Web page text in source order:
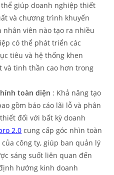
giúp doanh nghiệp thiết
và chương trình khuyến
nhân viên nào tạo ra nhiều
có thể phát triển các
tiêu và hệ thống khen
và tinh thần cao hơn trong
toàn diện : Khả năng tạo
gồm báo cáo lãi lỗ và phân
đối với bất kỳ doanh
2.0 cung cấp góc nhìn toàn
công ty, giúp ban quản lý
sáng suốt liên quan đến
hướng kinh doanh